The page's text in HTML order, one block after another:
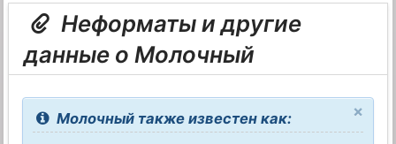
Неформаты и другие
данные о Молочный
×
Молочный также известен как: